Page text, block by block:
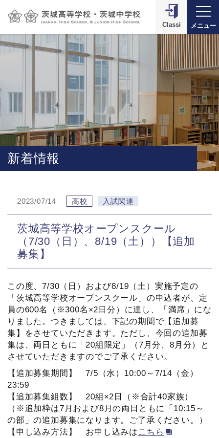
Classi メニュー
新着情報
2023/07/14 高校 入試関連
茨城高等学校オープンスクール
（7/30（日）、8/19（土））【追加
募集】
この度、7/30（日）および8/19（土）実施予定の
「茨城高等学校オープンスクール」の申込者が、定
員の600名（※300名×2日分）に達し、「満席」にな
りました。つきましては、下記の期間で【追加募
集】をさせていただきます。ただし、今回の追加募
集は、両日ともに「20組限定」（7月分、8月分）と
させていただきますのでご了承ください。
【追加募集期間】 7/5（水）10:00～7/14（金）
23:59
【追加募集組数】 20組×2日（※合計40家族）
（※追加枠は7月および8月の両日ともに「10:15～
の部」の追加募集になります。ご了承ください。）
【申し込み方法】 お申し込みは こちら